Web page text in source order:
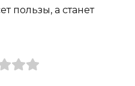
пользы, а станет